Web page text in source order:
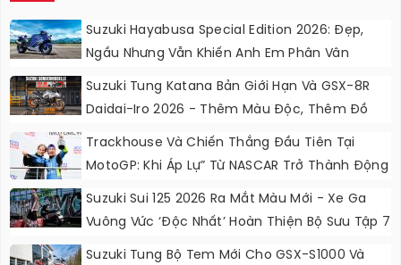
Suzuki Hayabusa Special Edition 2026: Đẹp,
Ngầu Nhưng Vẫn Khiến Anh Em Phân Vân
Suzuki Tung Katana Bản Giới Hạn Và GSX-8R
Daidai-Iro 2026 - Thêm Màu Độc, Thêm Đồ
Chơi, Thêm Cá Tính
Trackhouse Và Chiến Thắng Đầu Tiên Tại
MotoGP: Khi Áp Lự” Từ NASCAR Trở Thành Động
Suzuki Sui 125 2026 Ra Mắt Màu Mới - Xe Ga
Vuông Vức ‘độc Nhất’ Hoàn Thiện Bộ Sưu Tập 7
Suzuki Tung Bộ Tem Mới Cho GSX-S1000 Và